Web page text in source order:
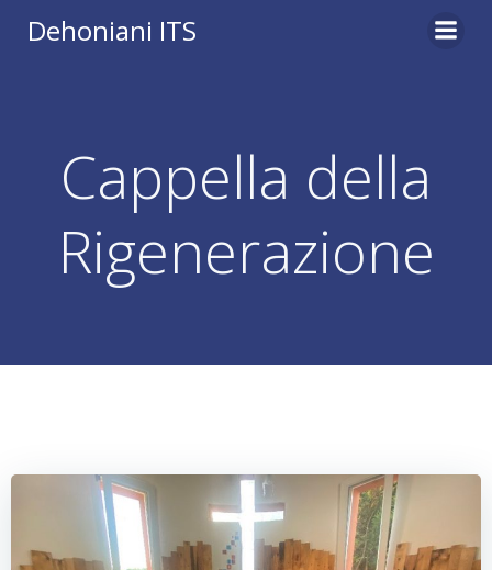
Dehoniani ITS
Cappella della
Rigenerazione